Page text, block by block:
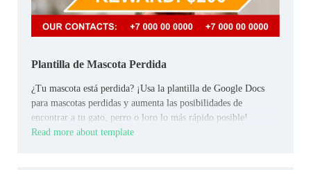
Plantilla de Mascota Perdida
¿Tu mascota está perdida? ¡Usa la plantilla de Google Docs
para mascotas perdidas y aumenta las posibilidades de
encontrar a tu gato, perro o loro lo más rápido posible!
Read more about template